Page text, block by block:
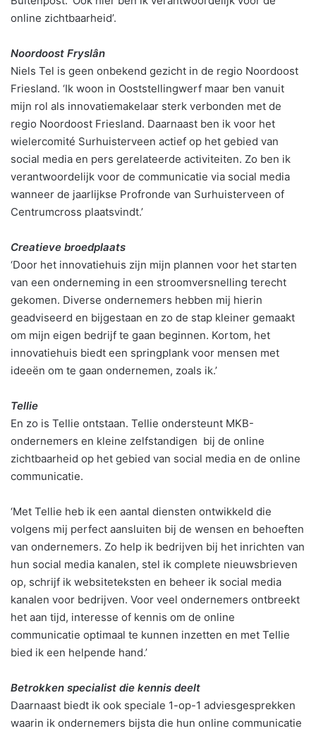
online zichtbaarheid’.
Noordoost Fryslân
Niels Tel is geen onbekend gezicht in de regio Noordoost
Friesland. ‘Ik woon in Ooststellingwerf maar ben vanuit
mijn rol als innovatiemakelaar sterk verbonden met de
regio Noordoost Friesland. Daarnaast ben ik voor het
wielercomité Surhuisterveen actief op het gebied van
social media en pers gerelateerde activiteiten. Zo ben ik
verantwoordelijk voor de communicatie via social media
wanneer de jaarlijkse Profronde van Surhuisterveen of
Centrumcross plaatsvindt.’
Creatieve broedplaats
‘Door het innovatiehuis zijn mijn plannen voor het starten
van een onderneming in een stroomversnelling terecht
gekomen. Diverse ondernemers hebben mij hierin
geadviseerd en bijgestaan en zo de stap kleiner gemaakt
om mijn eigen bedrijf te gaan beginnen. Kortom, het
innovatiehuis biedt een springplank voor mensen met
ideeën om te gaan ondernemen, zoals ik.’
Tellie
En zo is Tellie ontstaan. Tellie ondersteunt MKB-
ondernemers en kleine zelfstandigen bij de online
zichtbaarheid op het gebied van social media en de online
communicatie.
‘Met Tellie heb ik een aantal diensten ontwikkeld die
volgens mij perfect aansluiten bij de wensen en behoeften
van ondernemers. Zo help ik bedrijven bij het inrichten van
hun social media kanalen, stel ik complete nieuwsbrieven
op, schrijf ik websiteteksten en beheer ik social media
kanalen voor bedrijven. Voor veel ondernemers ontbreekt
het aan tijd, interesse of kennis om de online
communicatie optimaal te kunnen inzetten en met Tellie
bied ik een helpende hand.’
Betrokken specialist die kennis deelt
Daarnaast biedt ik ook speciale 1-op-1 adviesgesprekken
waarin ik ondernemers bijsta die hun online communicatie